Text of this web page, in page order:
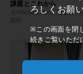
ろしくお願
※この画面を閉
続きご覧いただ
課題とこれから
元TENGA広報の工藤まおり
質問